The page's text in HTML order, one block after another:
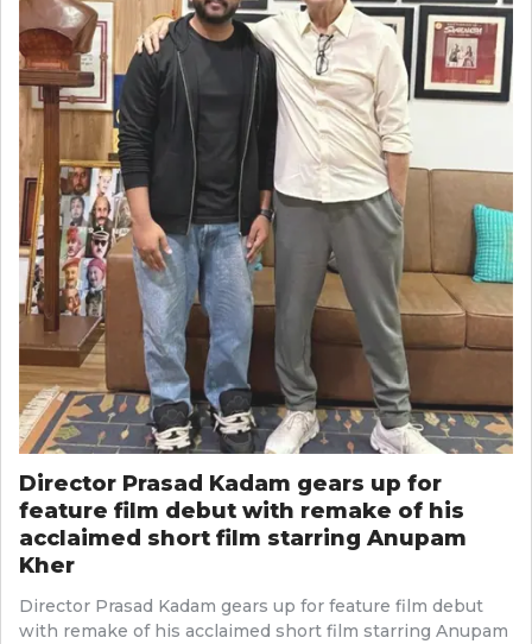
Director Prasad Kadam gears up for
feature film debut with remake of his
acclaimed short film starring Anupam
Kher
Director Prasad Kadam gears up for feature film debut
with remake of his acclaimed short film starring Anupam